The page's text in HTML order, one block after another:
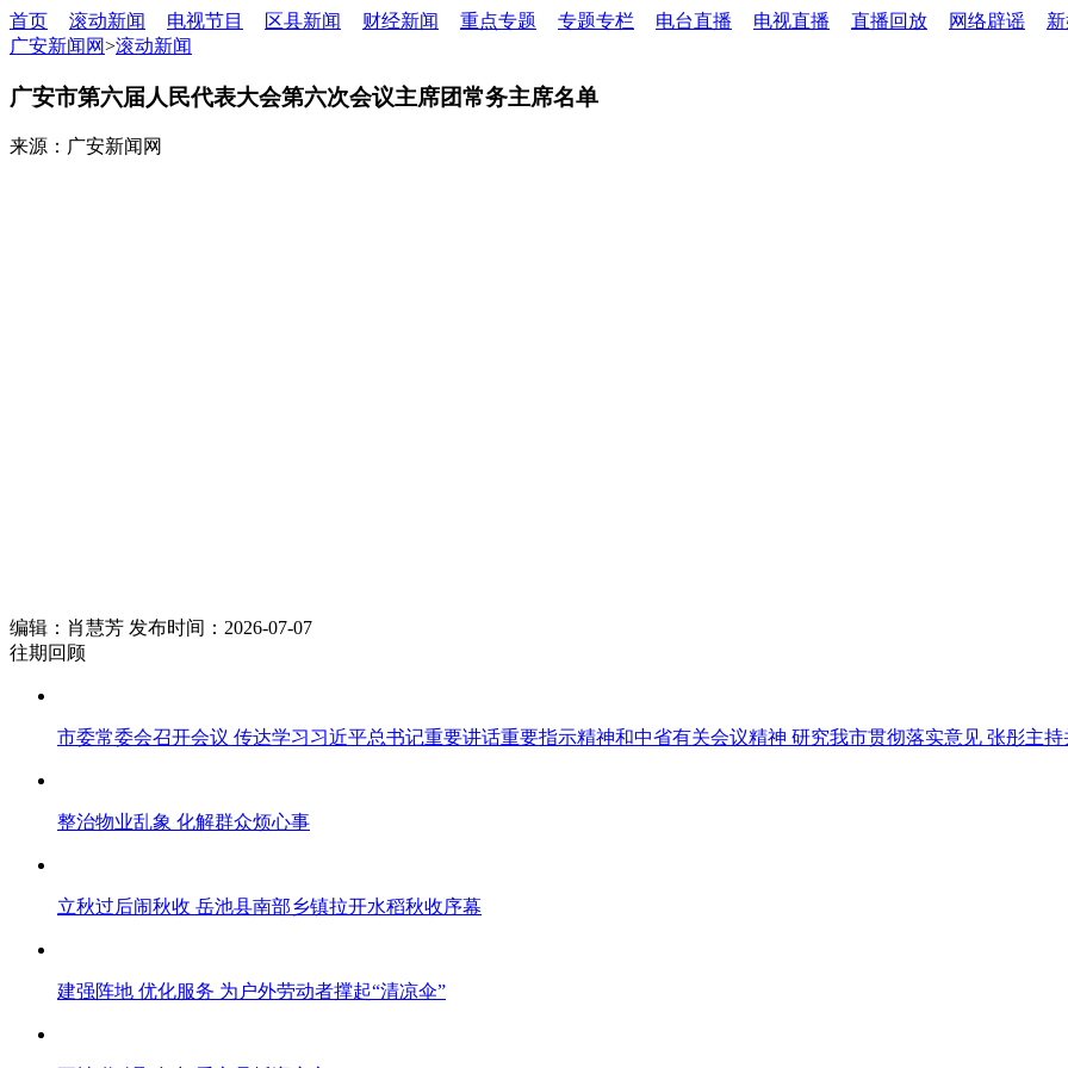
首页 滚动新闻 电视节目 区县新闻 财经新闻 重点专题 专题专栏 电台直播 电视直播 直播回放 网络辟谣
广安新闻网>滚动新闻
广安市第六届人民代表大会第六次会议主席团常务主席名单
来源：广安新闻网
编辑：肖慧芳 发布时间：2026-07-07
往期回顾
市委常委会召开会议 传达学习习近平总书记重要讲话重要指示精神和中省有关会议精神 研究我市贯彻落实意见 张彤主
整治物业乱象 化解群众烦心事
立秋过后闹秋收 岳池县南部乡镇拉开水稻秋收序幕
建强阵地 优化服务 为户外劳动者撑起“清凉伞”